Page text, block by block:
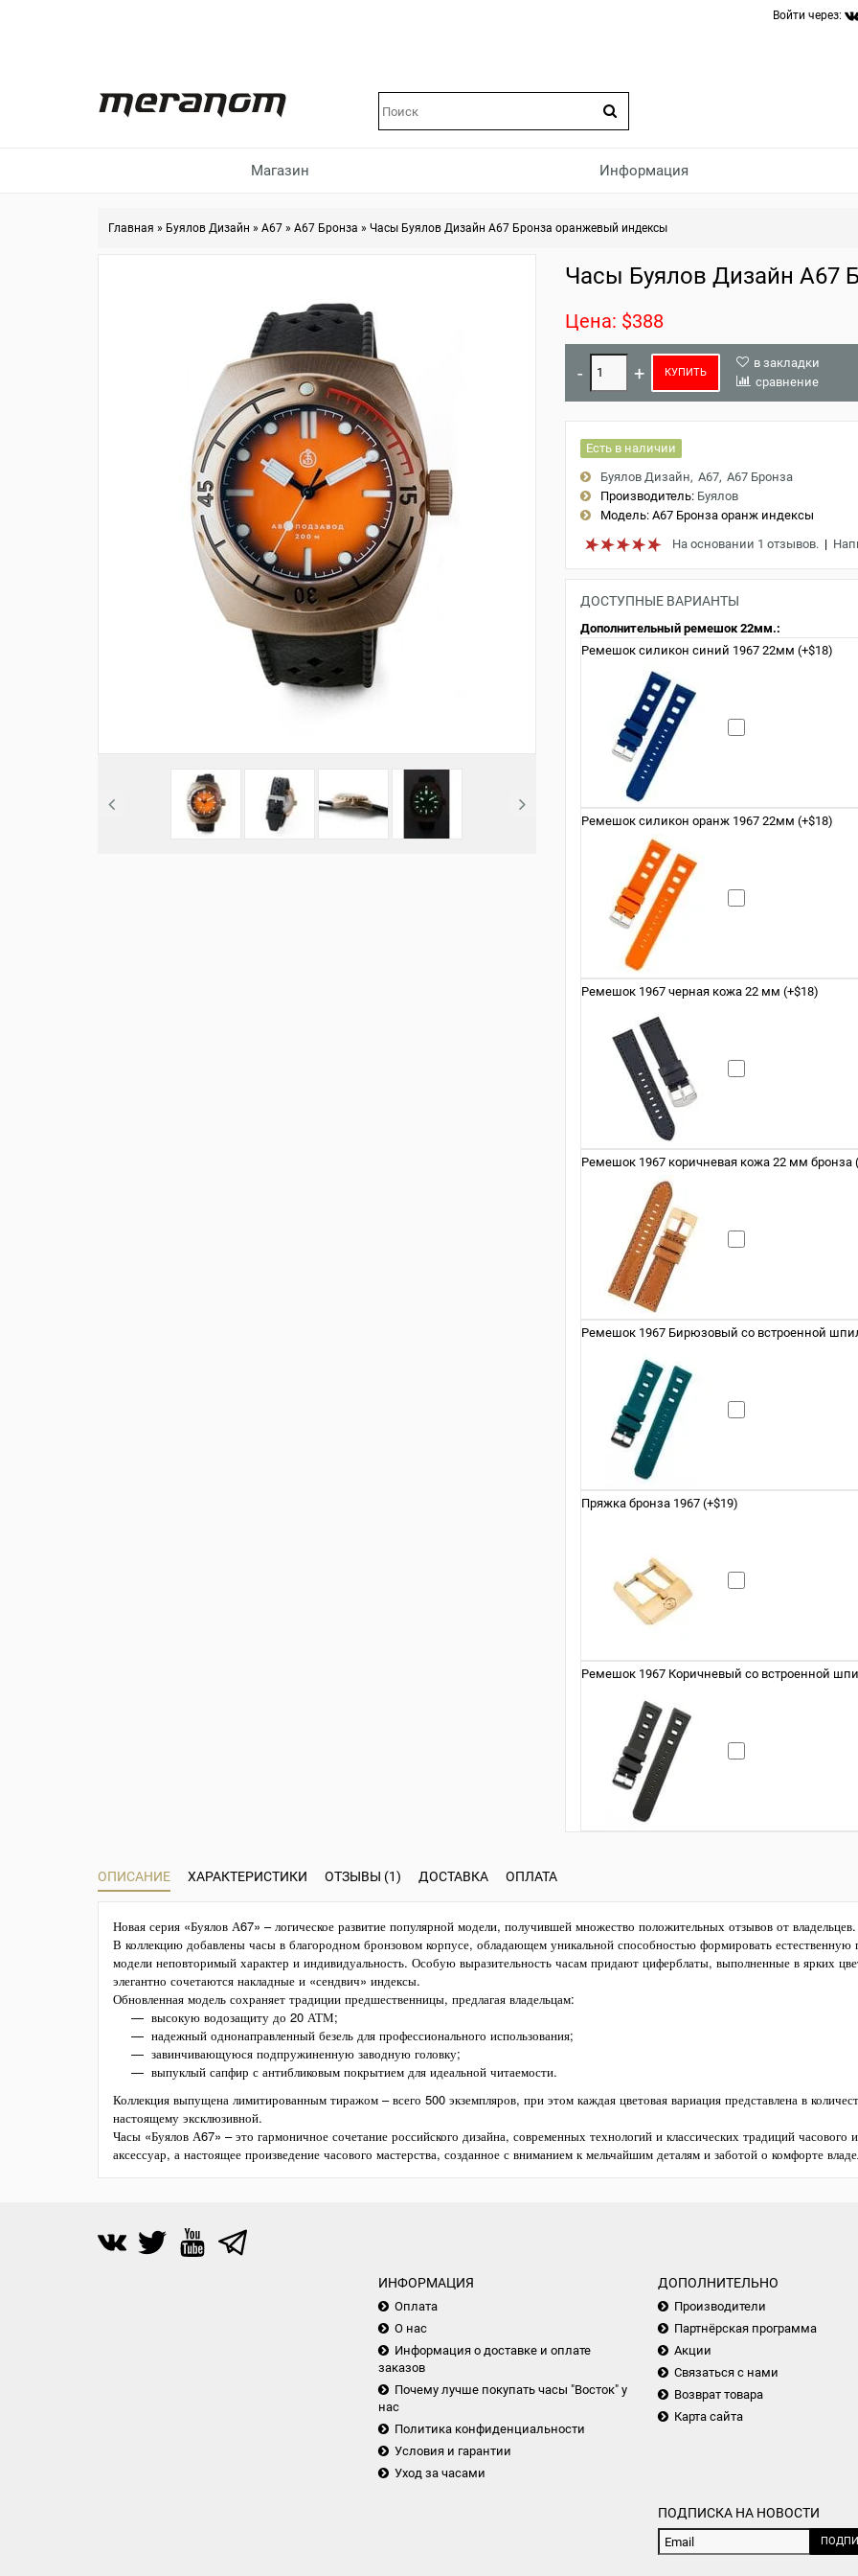
Войти через:
Магазин Информация
Главная » Буялов Дизайн » A67 » A67 Бронза » Часы Буялов Дизайн A67 Бронза оранжевый индексы
Часы Буялов Дизайн A67
Цена: $388
КУПИТЬ
в закладки
сравнение
Есть в наличии
Буялов Дизайн A67 A67 Бронза
Производитель: Буялов
Модель:A67 Бронза оранж индексы
На основании 1 отзывов.|
ДОСТУПНЫЕ ВАРИАНТЫ
Дополнительный ремешок 22мм.:
Ремешок силикон синий 1967 22мм (+$18)
Ремешок силикон оранж 1967 22мм (+$18)
Ремешок 1967 черная кожа 22 мм (+$18)
Ремешок 1967 коричневая кожа 22 мм бронза
Ремешок 1967 Бирюзовый со встроенной
Пряжка бронза 1967 (+$19)
Ремешок 1967 Коричневый со встроенной
ОПИСАНИЕ ХАРАКТЕРИСТИКИ ОТЗЫВЫ (1) ДОСТАВКА ОПЛАТА
Новая серия «Буялов А67» – логическое развитие популярной модели, получившей множество положительных отзывов от владельцев.
В коллекцию добавлены часы в благородном бронзовом корпусе, обладающем уникальной способностью формировать
модели неповторимый характер и индивидуальность. Особую выразительность часам придают циферблаты, выполненные в ярких
элегантно сочетаются накладные и «сендвич» индексы.
Обновленная модель сохраняет традиции предшественницы, предлагая владельцам:
высокую водозащиту до 20 АТМ;
надежный однонаправленный безель для профессионального использования;
завинчивающуюся подпружиненную заводную головку;
выпуклый сапфир с антибликовым покрытием для идеальной читаемости.
Коллекция выпущена лимитированным тиражом – всего 500 экземпляров, при этом каждая цветовая вариация представлена в
настоящему эксклюзивной.
Часы «Буялов А67» – это гармоничное сочетание российского дизайна, современных технологий и классических традиций часового
аксессуар, а настоящее произведение часового мастерства, созданное с вниманием к мельчайшим деталям и заботой о комфорте
ИНФОРМАЦИЯ
Оплата
О нас
Информация о доставке и оплате
заказов
Почему лучше покупать часы "Восток" у
нас
Политика конфиденциальности
Условия и гарантии
Уход за часами
ДОПОЛНИТЕЛЬНО
Производители
Партнёрская программа
Акции
Связаться с нами
Возврат товара
Карта сайта
ПОДПИСКА НА НОВОСТИ